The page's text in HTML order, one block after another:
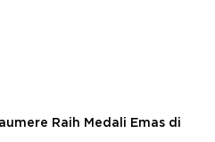
Raih Medali Emas di